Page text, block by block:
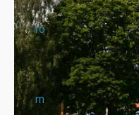
ro
m